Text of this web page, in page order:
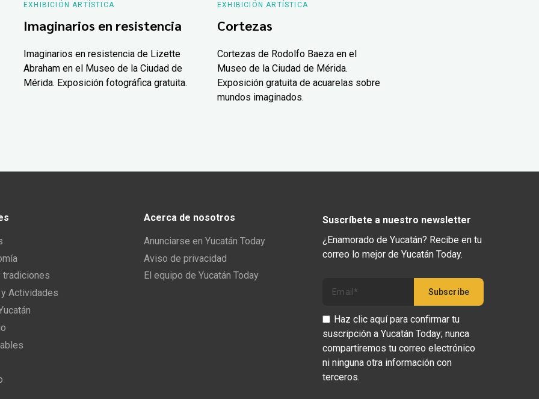
EXHIBICIÓN ARTÍSTICA
Imaginarios en resistencia
Imaginarios en resistencia de Lizette
Abraham en el Museo de la Ciudad de
Mérida. Exposición fotográfica gratuita.
EXHIBICIÓN ARTÍSTICA
Cortezas
Cortezas de Rodolfo Baeza en el
Museo de la Ciudad de Mérida.
Exposición gratuita de acuarelas sobre
mundos imaginados.
tradiciones
Actividades
Acerca de nosotros
Anunciarse en Yucatán Today
Aviso de privacidad
El equipo de Yucatán Today
Suscríbete a nuestro newsletter
¿Enamorado de Yucatán? Recibe en tu
correo lo mejor de Yucatán Today.
Haz clic aquí para confirmar tu
suscripción a Yucatán Today; nunca
compartiremos tu correo electrónico
ni ninguna otra información con
terceros.